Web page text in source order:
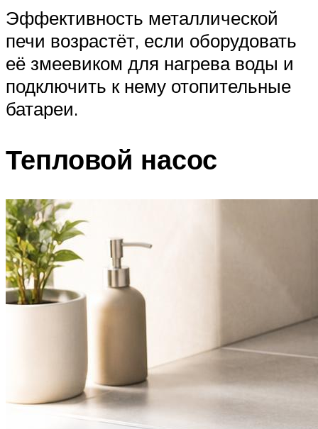
Эффективность металлической
печи возрастёт, если оборудовать
её змеевиком для нагрева воды и
подключить к нему отопительные
батареи.
Тепловой насос